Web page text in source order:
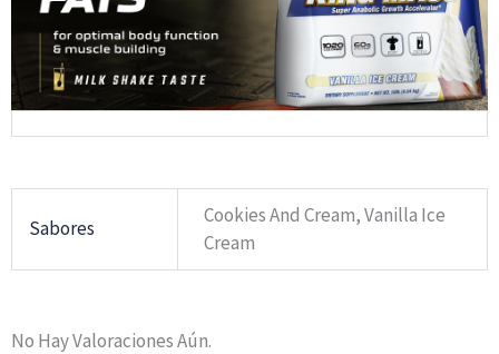
Sabores
Cookies And Cream, Vanilla Ice
Cream
No Hay Valoraciones Aún.